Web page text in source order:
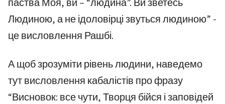
Людиною, а не ідоловірці звуться людиною” -
це висловлення Рашбі.
А щоб зрозуміти рівень людини, наведемо
тут висловлення кабалістів про фразу
“Висновок: все чути, Творця бійся і заповідей